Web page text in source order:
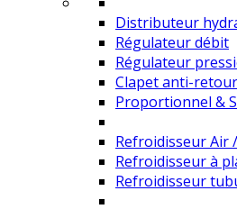
Distributeur
Régulateur débit
Régulateur
Clapet anti-retour
Proportionnel &
Refroidisseur Air
Refroidisseur à
Refroidisseur